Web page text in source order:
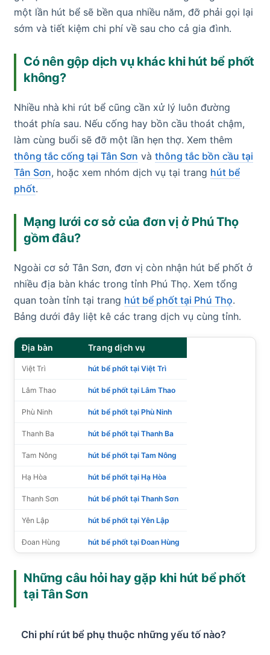
một lần hút bể sẽ bền qua nhiều năm, đỡ phải gọi lại
sớm và tiết kiệm chi phí về sau cho cả gia đình.
Có nên gộp dịch vụ khác khi hút bể phốt
không?
Nhiều nhà khi rút bể cũng cần xử lý luôn đường
thoát phía sau. Nếu cống hay bồn cầu thoát chậm,
làm cùng buổi sẽ đỡ một lần hẹn thợ. Xem thêm
thông tắc cống tại Tân Sơn và thông tắc bồn cầu tại
Tân Sơn, hoặc xem nhóm dịch vụ tại trang hút bể
phốt.
Mạng lưới cơ sở của đơn vị ở Phú Thọ
gồm đâu?
Ngoài cơ sở Tân Sơn, đơn vị còn nhận hút bể phốt ở
nhiều địa bàn khác trong tỉnh Phú Thọ. Xem tổng
quan toàn tỉnh tại trang hút bể phốt tại Phú Thọ.
Bảng dưới đây liệt kê các trang dịch vụ cùng tỉnh.
Địa bàn Trang dịch vụ
Việt Trì hút bể phốt tại Việt Trì
Lâm Thao hút bể phốt tại Lâm Thao
Phù Ninh hút bể phốt tại Phù Ninh
Thanh Ba hút bể phốt tại Thanh Ba
Tam Nông hút bể phốt tại Tam Nông
Hạ Hòa hút bể phốt tại Hạ Hòa
Thanh Sơn hút bể phốt tại Thanh Sơn
Yên Lập hút bể phốt tại Yên Lập
Đoan Hùng hút bể phốt tại Đoan Hùng
Những câu hỏi hay gặp khi hút bể phốt
tại Tân Sơn
Chi phí rút bể phụ thuộc những yếu tố nào?